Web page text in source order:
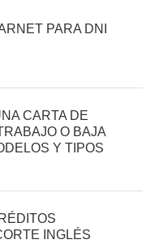
CARTA DE
O BAJA
Y TIPOS
INGLÉS
VERDE]